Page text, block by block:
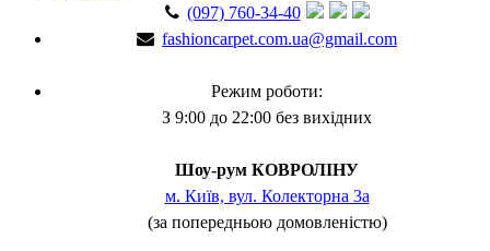
(097) 760-34-40
fashioncarpet.com.ua@gmail.com
Режим роботи:
З 9:00 до 22:00 без вихідних
Шоу-рум КОВРОЛІНУ
м. Київ, вул. Колекторна 3а
(за попередньою домовленістю)